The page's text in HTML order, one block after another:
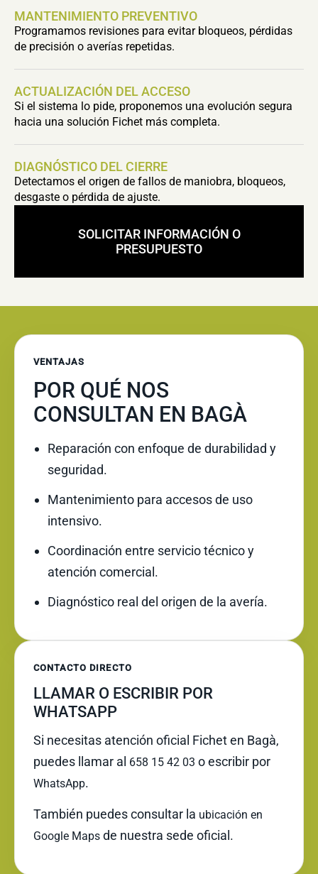
MANTENIMIENTO PREVENTIVO
Programamos revisiones para evitar bloqueos, pérdidas
de precisión o averías repetidas.
ACTUALIZACIÓN DEL ACCESO
Si el sistema lo pide, proponemos una evolución segura
hacia una solución Fichet más completa.
DIAGNÓSTICO DEL CIERRE
Detectamos el origen de fallos de maniobra, bloqueos,
desgaste o pérdida de ajuste.
SOLICITAR INFORMACIÓN O
PRESUPUESTO
VENTAJAS
POR QUÉ NOS
CONSULTAN EN BAGÀ
Reparación con enfoque de durabilidad y
seguridad.
Mantenimiento para accesos de uso
intensivo.
Coordinación entre servicio técnico y
atención comercial.
Diagnóstico real del origen de la avería.
CONTACTO DIRECTO
LLAMAR O ESCRIBIR POR
WHATSAPP
Si necesitas atención oficial Fichet en Bagà,
puedes llamar al 658 15 42 03 o escribir por
WhatsApp.
También puedes consultar la ubicación en
Google Maps de nuestra sede oficial.